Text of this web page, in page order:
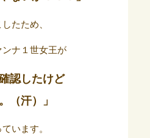
たため、
ナ１世女王が
認したけど
（汗）」
います。